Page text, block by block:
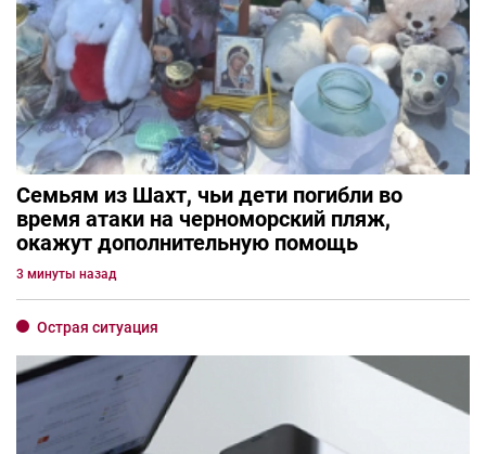
Семьям из Шахт, чьи дети погибли во
время атаки на черноморский пляж,
окажут дополнительную помощь
3 минуты назад
Острая ситуация